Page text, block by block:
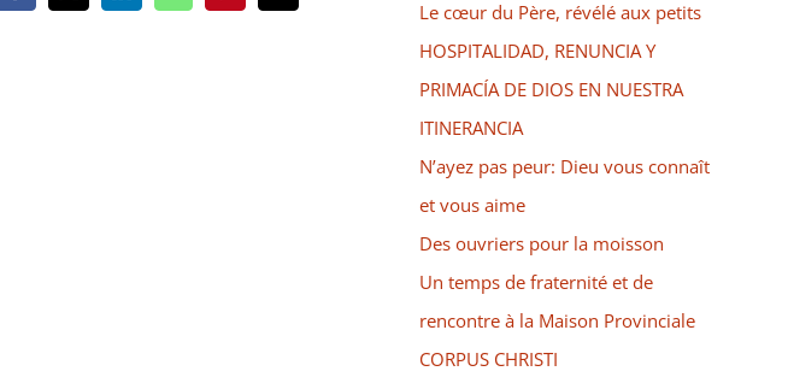
Le cœur du Père, révélé aux petits
HOSPITALIDAD, RENUNCIA Y
PRIMACÍA DE DIOS EN NUESTRA
ITINERANCIA
N’ayez pas peur: Dieu vous connaît
et vous aime
Des ouvriers pour la moisson
Un temps de fraternité et de
rencontre à la Maison Provinciale
CORPUS CHRISTI